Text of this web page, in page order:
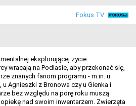
Fokus TV
eksplorującej życie
wracają na Podlasie, aby przekonać się,
znanych fanom programu - m.in. u
Agnieszki z Bronowa czy u Gienka i
bez względu na porę roku muszą
nad swoim inwentarzem. Zwierzęta